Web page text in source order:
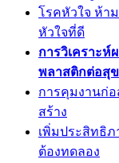
โรคหัวใจ ห้า
หัวใจที่ดี
การวิเคราะห์
พลาสติกต่อสุ
การคุมงานก่
สร้าง
เพิ่มประสิทธิ
ต้องทดลอง